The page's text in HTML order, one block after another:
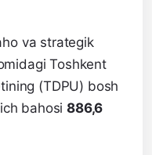
va strategik
Toshkent
(TDPU) bosh
bahosi886,6